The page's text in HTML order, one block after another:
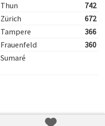
Thun
742
Zürich
672
Tampere
366
Frauenfeld
360
Sumaré